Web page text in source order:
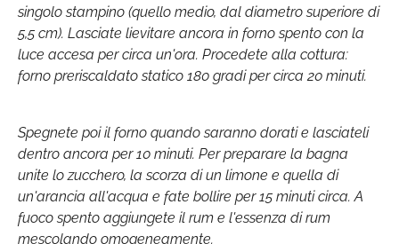
singolo stampino (quello medio, dal diametro superiore di
5,5 cm). Lasciate lievitare ancora in forno spento con la
luce accesa per circa un'ora. Procedete alla cottura:
forno preriscaldato statico 180 gradi per circa 20 minuti.
Spegnete poi il forno quando saranno dorati e lasciateli
dentro ancora per 10 minuti. Per preparare la bagna
unite lo zucchero, la scorza di un limone e quella di
un'arancia all'acqua e fate bollire per 15 minuti circa. A
fuoco spento aggiungete il rum e l'essenza di rum
mescolando omogeneamente.